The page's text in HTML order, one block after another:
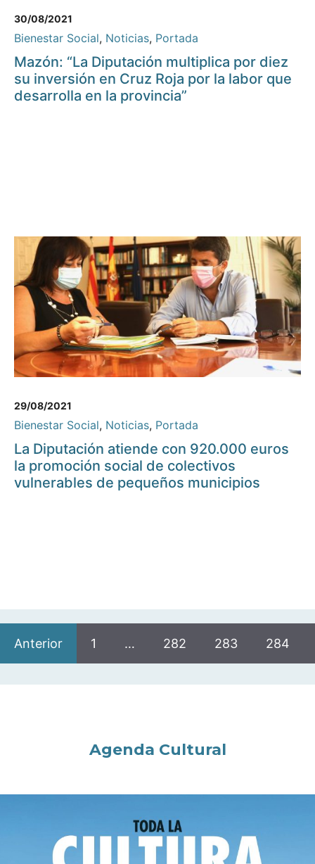
30/08/2021
Bienestar Social, Noticias, Portada
Mazón: “La Diputación multiplica por diez
su inversión en Cruz Roja por la labor que
desarrolla en la provincia”
29/08/2021
Bienestar Social, Noticias, Portada
La Diputación atiende con 920.000 euros
la promoción social de colectivos
vulnerables de pequeños municipios
Anterior 1 … 282 283 284
Agenda Cultural